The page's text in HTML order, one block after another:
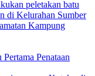
Penataan